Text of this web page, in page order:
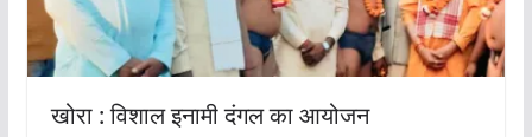
खोरा : विशाल इनामी दंगल का आयोजन